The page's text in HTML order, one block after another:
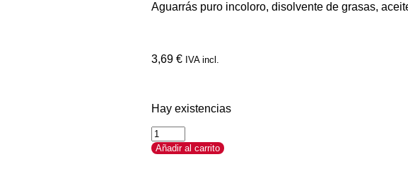
Aguarrás puro incoloro, disolvente de grasas,
3,69 € IVA incl.
Hay existencias
Añadir al carrito